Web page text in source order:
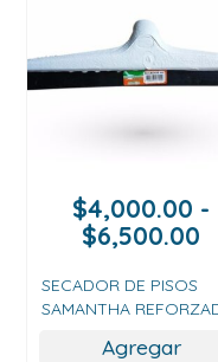
$4,000.00 -
$6,500.00
SECADOR DE PISOS
SAMANTHA
Agregar